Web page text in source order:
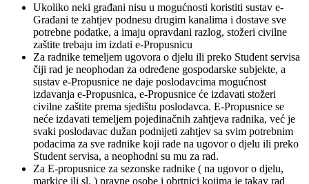
Ukoliko neki građani nisu u mogućnosti koristiti sustav e-
Građani te zahtjev podnesu drugim kanalima i dostave sve
potrebne podatke, a imaju opravdani razlog, stožeri civilne
zaštite trebaju im izdati e-Propusnicu
Za radnike temeljem ugovora o djelu ili preko Student servisa
čiji rad je neophodan za određene gospodarske subjekte, a
sustav e-Propusnice ne daje poslodavcima mogućnost
izdavanja e-Propusnica, e-Propusnice će izdavati stožeri
civilne zaštite prema sjedištu poslodavca. E-Propusnice se
neće izdavati temeljem pojedinačnih zahtjeva radnika, već je
svaki poslodavac dužan podnijeti zahtjev sa svim potrebnim
podacima za sve radnike koji rade na ugovor o djelu ili preko
Student servisa, a neophodni su mu za rad.
Za E-propusnice za sezonske radnike ( na ugovor o djelu,
markice ili sl. ) pravne osobe i obrtnici kojima je takav rad